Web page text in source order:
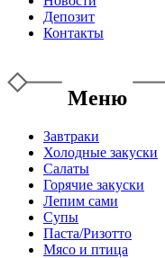
Депозит
Контакты
Меню
Завтраки
Холодные закуски
Салаты
Горячие закуски
Лепим сами
Супы
Паста/Ризотто
Мясо и птица